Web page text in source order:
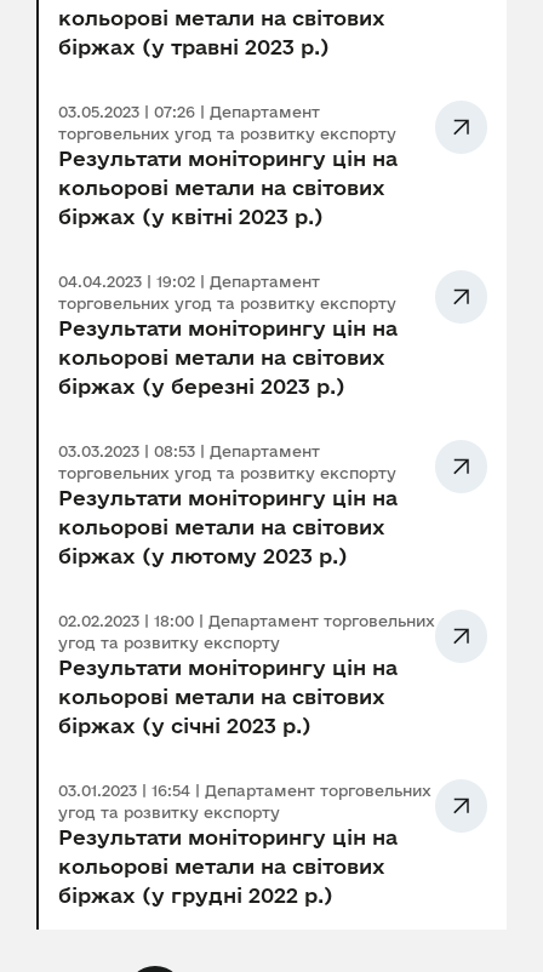
кольорові метали на світових
біржах (у травні 2023 р.)
03.05.2023 | 07:26 | Департамент
торговельних угод та розвитку експорту
Результати моніторингу цін на
кольорові метали на світових
біржах (у квітні 2023 р.)
04.04.2023 | 19:02 | Департамент
торговельних угод та розвитку експорту
Результати моніторингу цін на
кольорові метали на світових
біржах (у березні 2023 р.)
03.03.2023 | 08:53 | Департамент
торговельних угод та розвитку експорту
Результати моніторингу цін на
кольорові метали на світових
біржах (у лютому 2023 р.)
02.02.2023 | 18:00 | Департамент торговельних
угод та розвитку експорту
Результати моніторингу цін на
кольорові метали на світових
біржах (у січні 2023 р.)
03.01.2023 | 16:54 | Департамент торговельних
угод та розвитку експорту
Результати моніторингу цін на
кольорові метали на світових
біржах (у грудні 2022 р.)